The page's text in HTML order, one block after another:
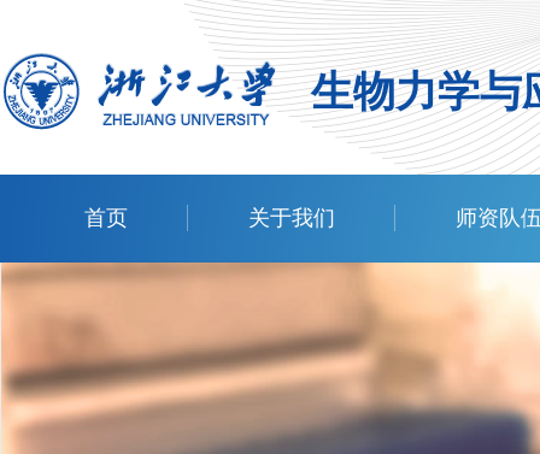
生物力学与
首页 关于我们 师资队